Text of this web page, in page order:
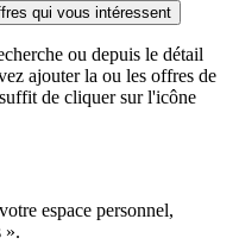
qui vous intéressent
ou depuis le détail
ajouter la ou les offres de
de cliquer sur l'icône
espace personnel,
».